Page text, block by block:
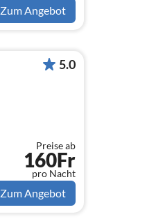
Zum Angebot
5.0
Preise ab
160Fr
pro Nacht
Zum Angebot